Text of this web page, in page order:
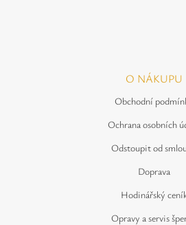
O NÁKUPU
Obchodní
Ochrana osobních
Odstoupit od
Doprava
Hodinářský
Opravy a servis